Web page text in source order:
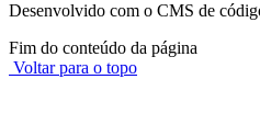
Desenvolvido com o CMS de
Fim do conteúdo da página
Voltar para o topo